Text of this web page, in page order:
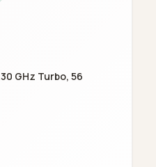
GHz Turbo, 56